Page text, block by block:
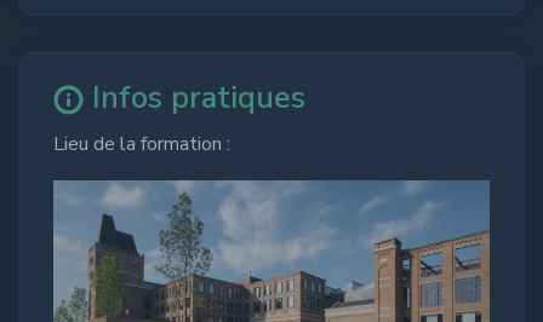
Infos pratiques
Lieu de la formation :